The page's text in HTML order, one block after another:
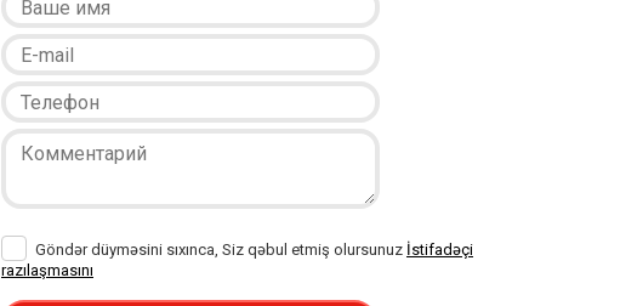
Göndər düyməsini sıxınca, Siz qəbul etmiş olursunuz İstifadəçi
razılaşmasını